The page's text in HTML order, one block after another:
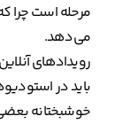
مرحله است چرا
می‌دهد.
رویدادهای
باید در
خوشبختانه